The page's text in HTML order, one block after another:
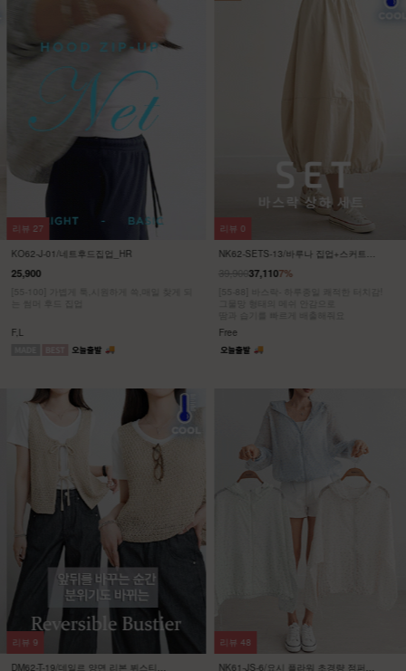
KO62-J-01/네트후드집업_HR
25,900
[55-100] 가볍게 툭,시원하게 쓱,매일 찾게 되
F,L
리뷰27
NK62-SETS-13/바루나 집업+스커트
7%
39,90037,110
[55-88] 바스락- 하루종일 쾌적한 터치감!
Free
리뷰0
DM62-T-19/데일르 양면 리본 뷔스티에
리뷰9
NK61-JS-6/요시 플라워 초경량 점퍼
리뷰48